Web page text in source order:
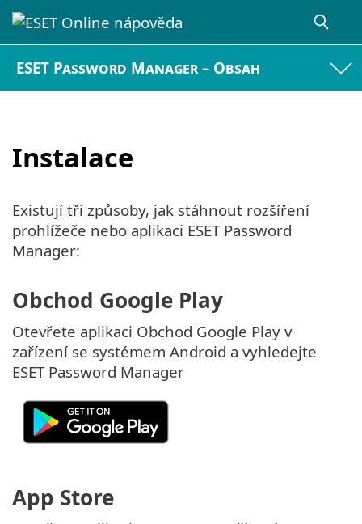
ESET Password Manager – Obsah
Instalace
Existují tři způsoby, jak stáhnout rozšíření
prohlížeče nebo aplikaci ESET Password
Manager:
Obchod Google Play
Otevřete aplikaci Obchod Google Play v
zařízení se systémem Android a vyhledejte
ESET Password Manager
App Store